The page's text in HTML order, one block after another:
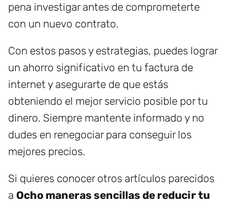
pena investigar antes de comprometerte
con un nuevo contrato.
Con estos pasos y estrategias, puedes lograr
un ahorro significativo en tu factura de
internet y asegurarte de que estás
obteniendo el mejor servicio posible por tu
dinero. Siempre mantente informado y no
dudes en renegociar para conseguir los
mejores precios.
Si quieres conocer otros artículos parecidos
a Ocho maneras sencillas de reducir tu